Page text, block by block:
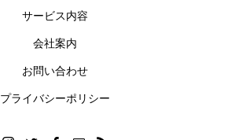
サービス内容
会社案内
お問い合わせ
プライバシーポリシー